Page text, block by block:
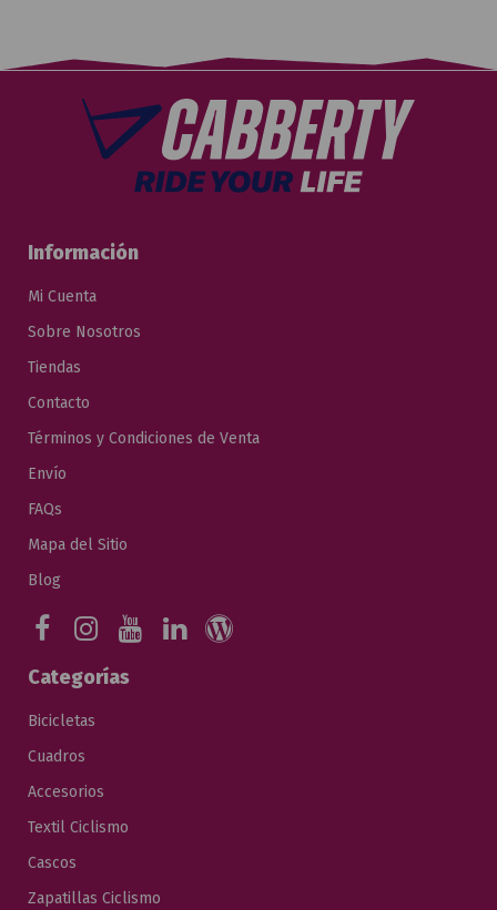
Información
Mi Cuenta
Sobre Nosotros
Tiendas
Contacto
Términos y Condiciones de Venta
Envío
FAQs
Mapa del Sitio
Blog
Categorías
Bicicletas
Cuadros
Accesorios
Textil Ciclismo
Cascos
Zapatillas Ciclismo